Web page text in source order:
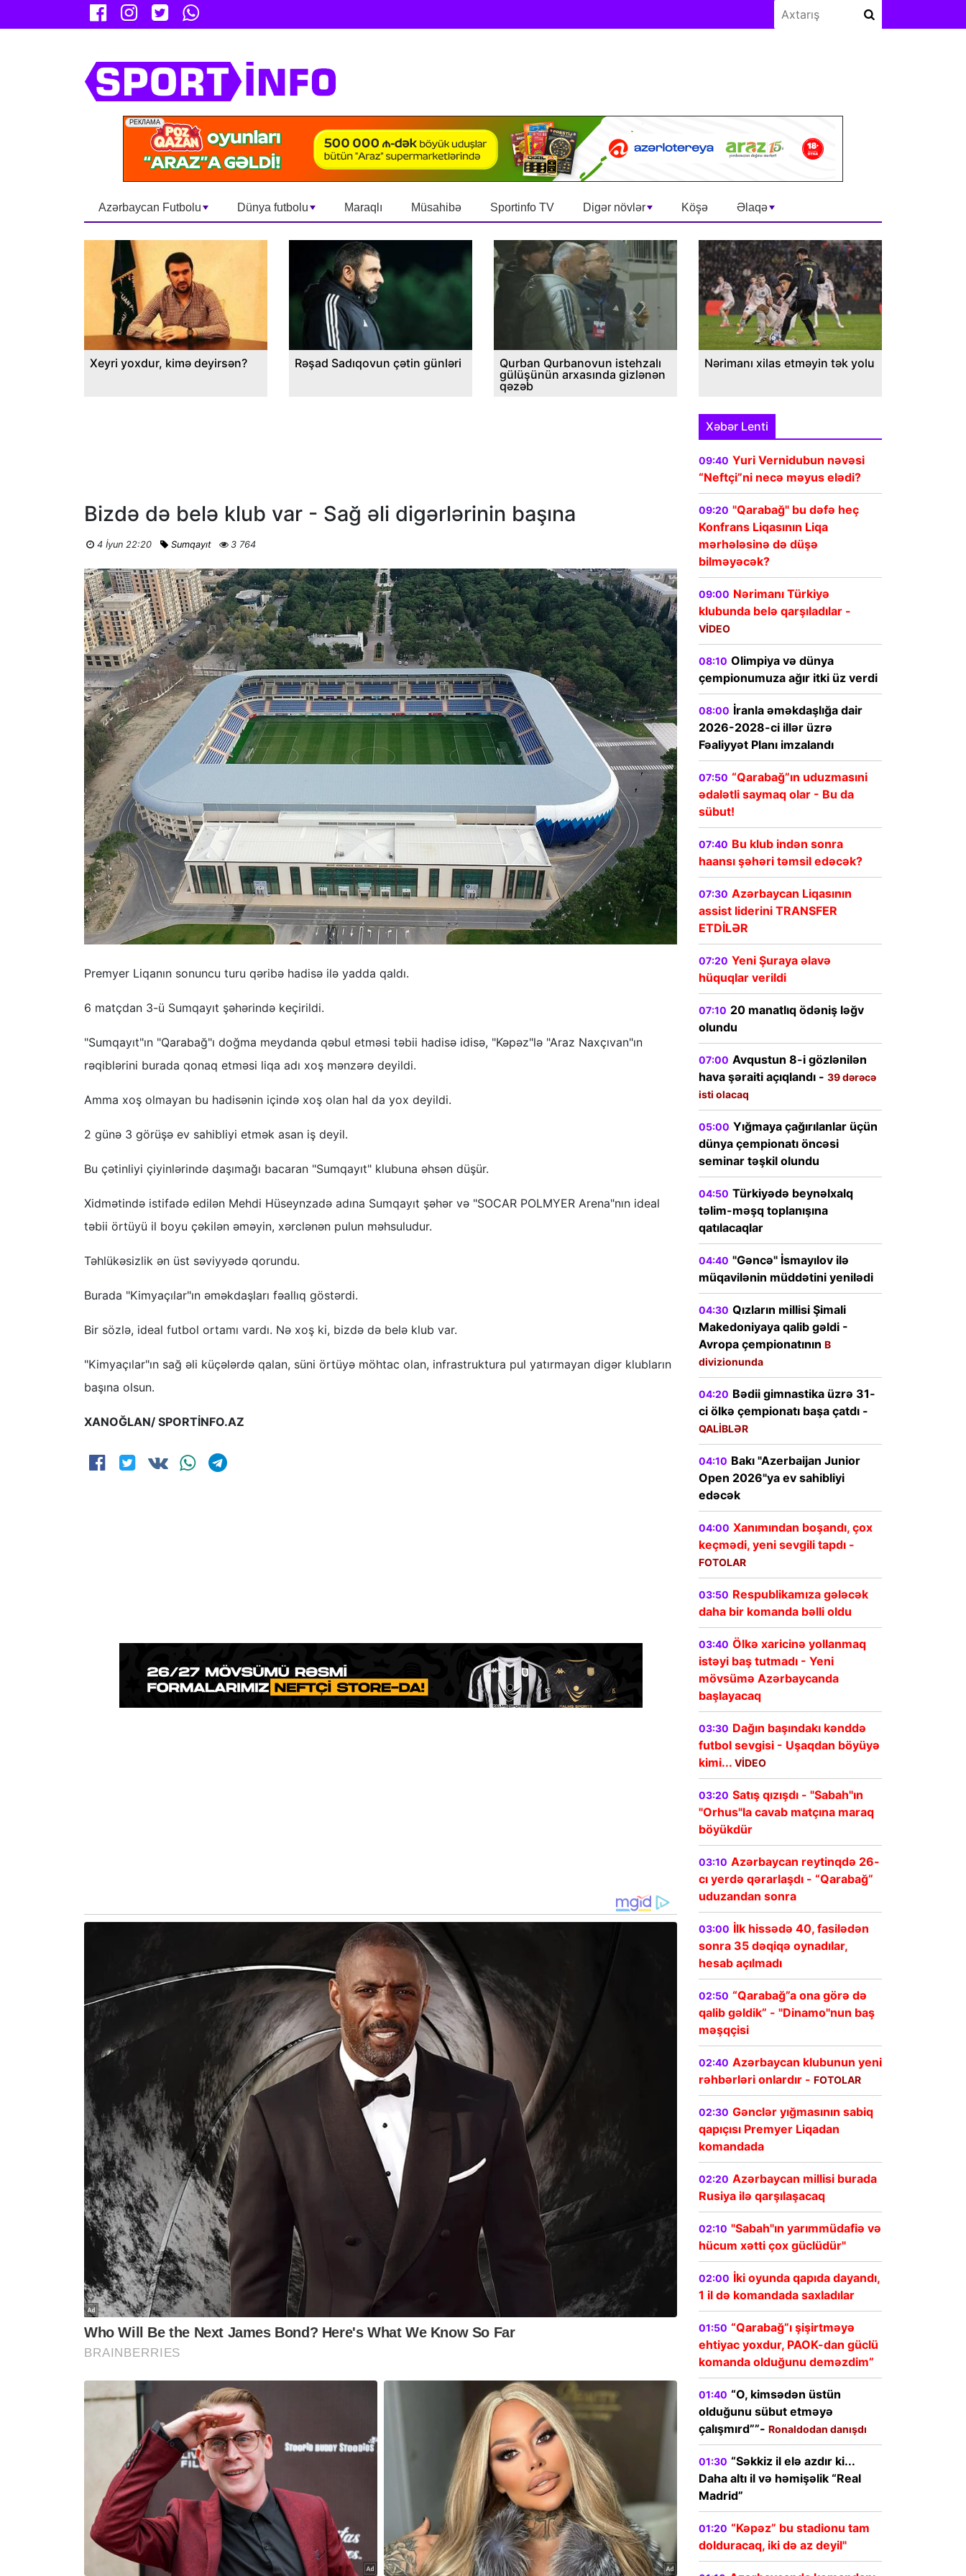
Azərbaycan Futbolu Dünya futbolu Maraqlı Müsahibə Sportinfo TV Digər növlər Köşə Əlaqə
Xeyri yoxdur, kimə deyirsən? Rəşad Sadıqovun çətin günləri
Qurban Qurbanovun istehzalı
gülüşünün arxasında gizlənən
qəzəb
Nərimanı xilas etməyin tək yolu
Bizdə də belə klub var - Sağ əli digərlərinin başına
4 İyun 22:20 Sumqayıt 3 764
Premyer Liqanın sonuncu turu qəribə hadisə ilə yadda qaldı.
6 matçdan 3-ü Sumqayıt şəhərində keçirildi.
"Sumqayıt"ın "Qarabağ"ı doğma meydanda qəbul etməsi təbii hadisə idisə, "Kəpəz"lə "Araz Naxçıvan"ın
rəqiblərini burada qonaq etməsi liqa adı xoş mənzərə deyildi.
Amma xoş olmayan bu hadisənin içində xoş olan hal da yox deyildi.
2 günə 3 görüşə ev sahibliyi etmək asan iş deyil.
Bu çətinliyi çiyinlərində daşımağı bacaran "Sumqayıt" klubuna əhsən düşür.
Xidmətində istifadə edilən Mehdi Hüseynzadə adına Sumqayıt şəhər və "SOCAR POLMYER Arena"nın ideal
təbii örtüyü il boyu çəkilən əməyin, xərclənən pulun məhsuludur.
Təhlükəsizlik ən üst səviyyədə qorundu.
Burada "Kimyaçılar"ın əməkdaşları fəallıq göstərdi.
Bir sözlə, ideal futbol ortamı vardı. Nə xoş ki, bizdə də belə klub var.
"Kimyaçılar"ın sağ əli küçələrdə qalan, süni örtüyə möhtac olan, infrastruktura pul yatırmayan digər klubların
başına olsun.
XANOĞLAN/ SPORTİNFO.AZ
Xəbər Lenti
09:40 Yuri Vernidubun nəvəsi
“Neftçi”ni necə məyus elədi?
09:20 "Qarabağ" bu dəfə heç
Konfrans Liqasının Liqa
mərhələsinə də düşə
bilməyəcək?
09:00 Nərimanı Türkiyə
klubunda belə qarşıladılar -
VİDEO
08:10 Olimpiya və dünya
çempionumuza ağır itki üz verdi
08:00 İranla əməkdaşlığa dair
2026-2028-ci illər üzrə
Fəaliyyət Planı imzalandı
07:50 “Qarabağ”ın uduzmasıni
ədalətli saymaq olar - Bu da
sübut!
07:40 Bu klub indən sonra
haansı şəhəri təmsil edəcək?
07:30 Azərbaycan Liqasının
assist liderini TRANSFER
ETDİLƏR
07:20 Yeni Şuraya əlavə
hüquqlar verildi
07:10 20 manatlıq ödəniş ləğv
olundu
07:00 Avqustun 8-i gözlənilən
hava şəraiti açıqlandı - 39 dərəcə
isti olacaq
05:00 Yığmaya çağırılanlar üçün
dünya çempionatı öncəsi
seminar təşkil olundu
04:50 Türkiyədə beynəlxalq
təlim-məşq toplanışına
qatılacaqlar
04:40 "Gəncə" İsmayılov ilə
müqavilənin müddətini yenilədi
04:30 Qızların millisi Şimali
Makedoniyaya qalib gəldi -
Avropa çempionatının B
divizionunda
04:20 Bədii gimnastika üzrə 31-
ci ölkə çempionatı başa çatdı -
QALİBLƏR
04:10 Bakı "Azerbaijan Junior
Open 2026"ya ev sahibliyi
edəcək
04:00 Xanımından boşandı, çox
keçmədi, yeni sevgili tapdı -
FOTOLAR
03:50 Respublikamıza gələcək
daha bir komanda bəlli oldu
03:40 Ölkə xaricinə yollanmaq
istəyi baş tutmadı - Yeni
mövsümə Azərbaycanda
başlayacaq
03:30 Dağın başındakı kənddə
futbol sevgisi - Uşaqdan böyüyə
kimi... VİDEO
03:20 Satış qızışdı - "Sabah"ın
"Orhus"la cavab matçına maraq
böyükdür
03:10 Azərbaycan reytinqdə 26-
cı yerdə qərarlaşdı - “Qarabağ”
uduzandan sonra
03:00 İlk hissədə 40, fasilədən
sonra 35 dəqiqə oynadılar,
hesab açılmadı
02:50 “Qarabağ”a ona görə də
qalib gəldik” - "Dinamo"nun baş
məşqçisi
02:40 Azərbaycan klubunun yeni
rəhbərləri onlardır - FOTOLAR
02:30 Gənclər yığmasının sabiq
qapıçısı Premyer Liqadan
komandada
02:20 Azərbaycan millisi burada
Rusiya ilə qarşılaşacaq
02:10 "Sabah"ın yarımmüdafiə və
hücum xətti çox güclüdür"
02:00 İki oyunda qapıda dayandı,
1 il də komandada saxladılar
01:50 “Qarabağ”ı şişirtməyə
ehtiyac yoxdur, PAOK-dan güclü
komanda olduğunu deməzdim”
01:40 “O, kimsədən üstün
olduğunu sübut etməyə
çalışmırd””- Ronaldodan danışdı
01:30 “Səkkiz il elə azdır ki...
Daha altı il və həmişəlik “Real
Madrid”
01:20 “Kəpəz” bu stadionu tam
dolduracaq, iki də az deyil"